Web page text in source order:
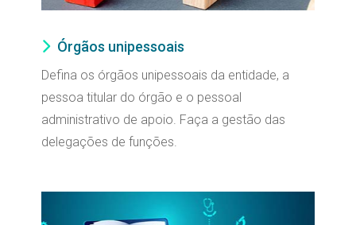
Órgãos unipessoais
Defina os órgãos unipessoais da entidade, a
pessoa titular do órgão e o pessoal
administrativo de apoio. Faça a gestão das
delegações de funções.